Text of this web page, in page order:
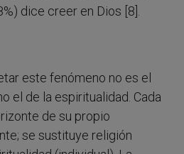
dice creer en Dios [8].
este fenómeno no es el
el de la espiritualidad. Cada
de su propio
se sustituye religión